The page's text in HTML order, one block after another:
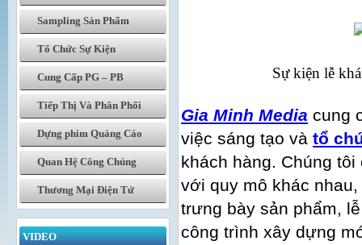
Sampling Sản Phẩm
Tổ Chức Sự Kiện
Cung Cấp PG – PB
Tiếp Thị Và Phân Phối
Dựng phim Quảng Cáo
Quan Hệ Công Chúng
Thương Mại Điện Tử
VIDEO
Sự kiện lễ
Gia Minh Media cung
việc sáng tạo và tổ
khách hàng. Chúng
với quy mô khác
trưng bày sản phẩm,
công trình xây dựng